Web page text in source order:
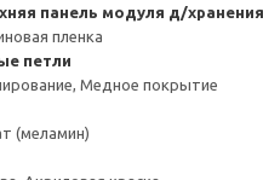
панель модуля д/хранения
пленка
петли
Медное покрытие
(меламин)